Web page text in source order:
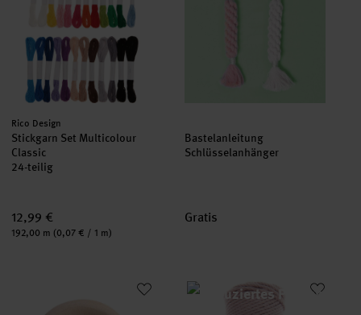
Hersteller:
Rico Design
Stickgarn Set Multicolour
Classic
24-teilig
12,99 €
Inhalt:
192,00 m (0,07 € / 1 m)
Bastelanleitung
Schlüsselanhänger
Gratis
Creative Cotton Cord skinny